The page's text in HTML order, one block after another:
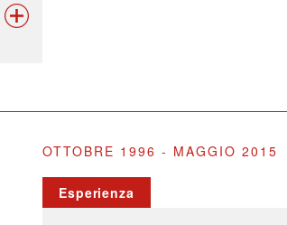
OTTOBRE 1996 - MAGGIO 2015
Esperienza